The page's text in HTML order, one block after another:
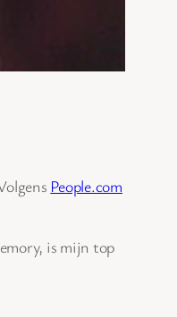
People.com
is mijn top